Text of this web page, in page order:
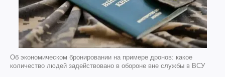
Об экономическом бронировании на примере дронов: какое
количество людей задействовано в обороне вне службы в ВСУ